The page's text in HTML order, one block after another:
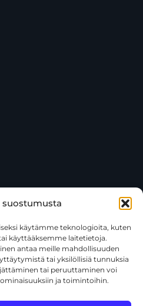
suostumusta
käytämme teknologioita, kuten
käyttääksemme laitetietoja.
antaa meille mahdollisuuden
tai yksilöllisiä tunnuksia
tai peruuttaminen voi
ja toimintoihin.